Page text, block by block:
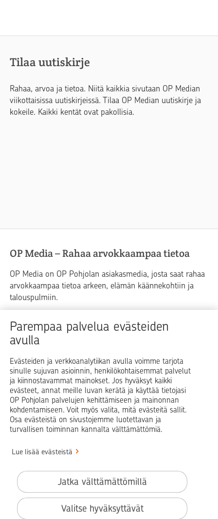
Parempaa palvelua evästeiden
avulla
Evästeiden ja verkkoanalytiikan avulla voimme tarjota
sinulle sujuvan asioinnin, henkilökohtaisemmat palvelut
ja kiinnostavammat mainokset. Jos hyväksyt kaikki
evästeet, annat meille luvan kerätä ja käyttää tietojasi
OP Pohjolan palvelujen kehittämiseen ja mainonnan
kohdentamiseen. Voit myös valita, mitä evästeitä sallit.
Osa evästeistä on sivustojemme luotettavan ja
turvallisen toiminnan kannalta välttämättömiä.
Lue lisää evästeistä
Valitse hyväksyttävät
Jatka välttämättömillä
Tilaa uutiskirje
Rahaa, arvoa ja tietoa. Niitä kaikkia sivutaan OP Median
viikottaisissa uutiskirjeissä. Tilaa OP Median uutiskirje ja
kokeile. Kaikki kentät ovat pakollisia.
OP Media – Rahaa arvokkaampaa tietoa
OP Media on OP Pohjolan asiakasmedia, josta saat rahaa
arvokkaampaa tietoa arkeen, elämän käännekohtiin ja
talouspulmiin.
Raha Elämä
Yrityselämä
Blogit ja puheenvuorot
Op.fi OP Koti Pohjola Vahinkoapu
Facebook
X LinkedInInstagram
Käyttöehdot
Saavutettavuusseloste
Evästeiden käyttö